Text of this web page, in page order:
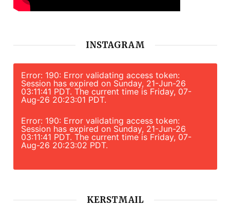
INSTAGRAM
Error: 190: Error validating access token:
Session has expired on Sunday, 21-Jun-26
03:11:41 PDT. The current time is Friday, 07-
Aug-26 20:23:01 PDT.
Error: 190: Error validating access token:
Session has expired on Sunday, 21-Jun-26
03:11:41 PDT. The current time is Friday, 07-
Aug-26 20:23:02 PDT.
KERSTMAIL